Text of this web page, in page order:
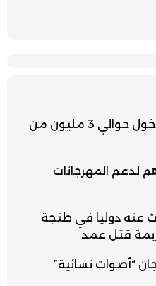
عملية مرحبا تسجل دخول حوالي 3 مليون من
درهم لدعم المهرجانات
عنه دوليا في طنجة
قتل عمد
“أصوات نسائية”